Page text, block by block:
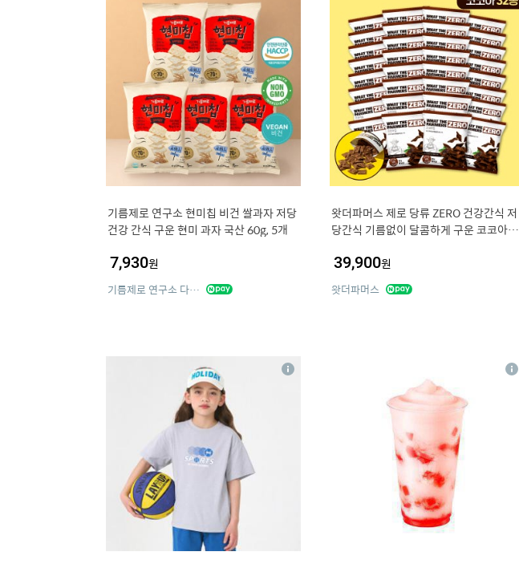
기름제로 연구소 현미칩 비건 쌀과자 저당
건강 간식 구운 현미 과자 국산 60g, 5개
7,930원
기름제로 연구소 다이어트
왓더파머스 제로 당류 ZERO 건강간식 저
당간식 기름없이 달콤하게 구운 코코아칩,
39,900원
왓더파머스
상 상